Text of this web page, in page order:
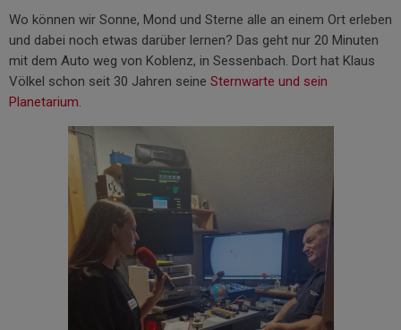
Wo können wir Sonne, Mond und Sterne alle an einem Ort erleben
und dabei noch etwas darüber lernen? Das geht nur 20 Minuten
mit dem Auto weg von Koblenz, in Sessenbach. Dort hat Klaus
Völkel schon seit 30 Jahren seine Sternwarte und sein
Planetarium.